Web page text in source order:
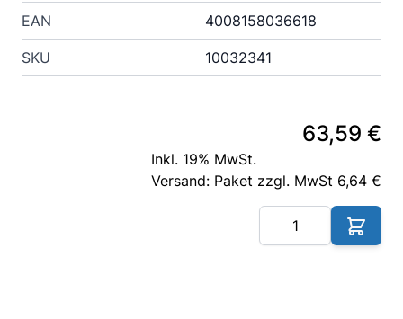
EAN 4008158036618
SKU 10032341
63,59 €
Inkl. 19% MwSt.
Versand: Paket zzgl. MwSt 6,64 €